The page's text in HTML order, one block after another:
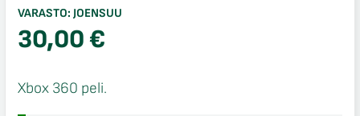
VARASTO: JOENSUU
30,00€
Xbox 360 peli.